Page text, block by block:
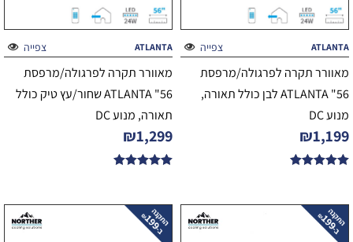
צפייה ATLANTA
מאוורר תקרה לפרגולה/מרפסת
56" ATLANTA לבן כולל תאורה,
מנוע DC
₪1,199
צפייה ATLANTA
מאוורר תקרה לפרגולה/מרפסת
56" ATLANTA שחור/עץ טיק כולל
תאורה, מנוע DC
₪1,299